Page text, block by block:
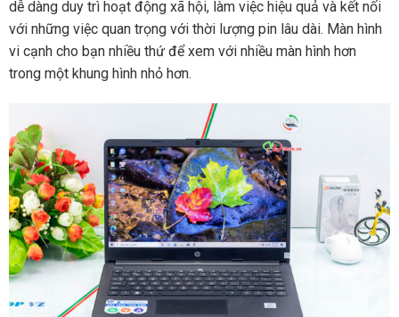
dễ dàng duy trì hoạt động xã hội, làm việc hiệu quả và kết nối
với những việc quan trọng với thời lượng pin lâu dài. Màn hình
vi cạnh cho bạn nhiều thứ để xem với nhiều màn hình hơn
trong một khung hình nhỏ hơn.